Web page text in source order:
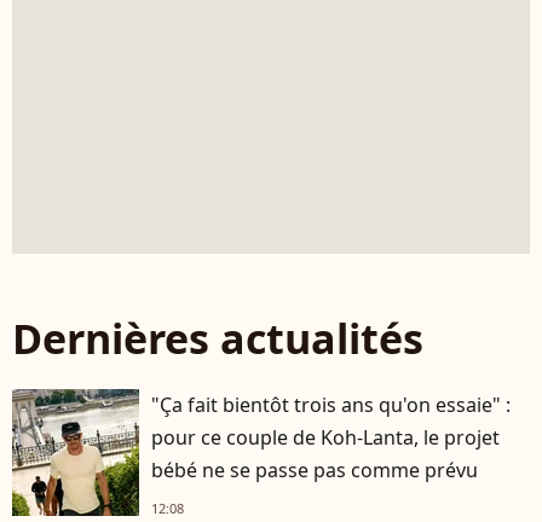
Dernières actualités
"Ça fait bientôt trois ans qu'on essaie" :
pour ce couple de Koh-Lanta, le projet
bébé ne se passe pas comme prévu
12:08